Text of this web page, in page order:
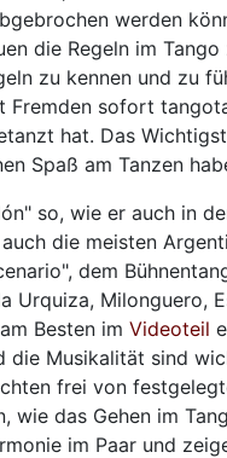
werden
die Regeln im
zu kennen und zu
sofort
hat. Das
Spaß am Tanzen
so, wie er auch in
die meisten
dem
Urquiza, Milonguero,
Besten im Videoteil
die Musikalität sind
frei von
wie das Gehen im
im Paar und